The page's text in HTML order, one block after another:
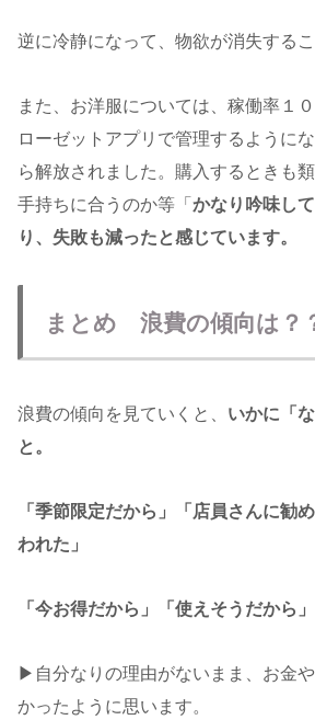
逆に冷静になって、物欲が消失するこ
また、お洋服については、稼働率１
ローゼットアプリで管理するように
ら解放されました。購入するときも
手持ちに合うのか等「 かなり吟味し
り、失敗も減ったと感じています。
まとめ 浪費の傾向は？
浪費の傾向を見ていくと、 いかに「
と。
「季節限定だから」「店員さんに勧
われた」
「今お得だから」「使えそうだから」
▶︎自分なりの理由がないまま、お金
かったように思います。